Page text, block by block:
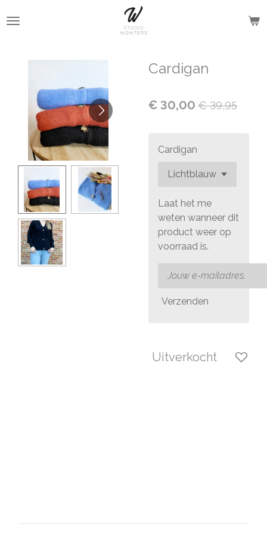
direct
Cardigan
€ 30,00 € 39,95
Cardigan
Laat het me
weten wanneer dit
product weer op
voorraad is.
Verzenden
Uitverkocht